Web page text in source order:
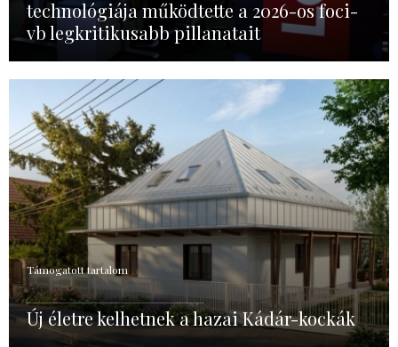
technológiája működtette a 2026-os foci-
vb legkritikusabb pillanatait
Támogatott tartalom
Új életre kelhetnek a hazai Kádár-kockák